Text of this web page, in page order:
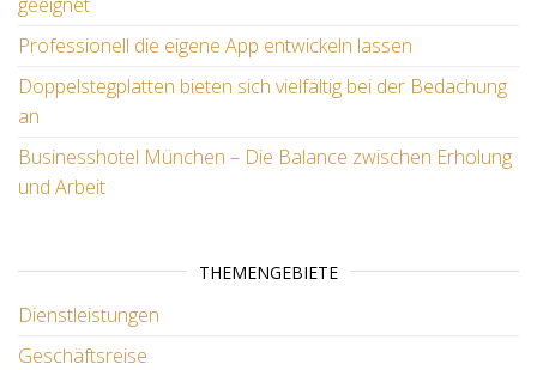
Professionell die eigene App entwickeln lassen
Doppelstegplatten bieten sich vielfältig bei der Bedachung
an
Businesshotel München – Die Balance zwischen Erholung
und Arbeit
THEMENGEBIETE
Dienstleistungen
Geschäftsreise